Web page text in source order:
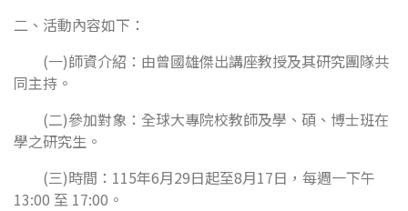
二、活動內容如下：
(一)師資介紹：由曾國雄傑出講座教授及其研究團隊共
同主持。
(二)參加對象：全球大專院校教師及學、碩、博士班在
學之研究生。
(三)時間：115年6月29日起至8月17日，每週一下午
13:00 至 17:00。